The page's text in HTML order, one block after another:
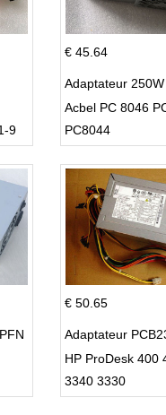
9
€ 45.64
Adaptateur 250W
Acbel PC 8046
PC8044
€ 50.65
Adaptateur
HP ProDesk 400
3340 3330